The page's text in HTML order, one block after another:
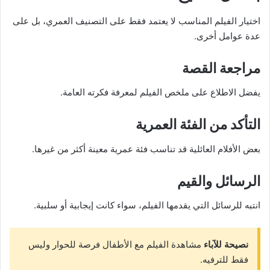
اختيار الفيلم المناسب لا يعتمد فقط على التصنيف العمري، بل على
عدة عوامل أخرى.
مراجعة القصة
يفضل الاطلاع على ملخص الفيلم لمعرفة فكرته العامة.
التأكد من الفئة العمرية
بعض الأفلام العائلية قد تناسب فئة عمرية معينة أكثر من غيرها.
الرسائل والقيم
انتبه للرسائل التي يقدمها الفيلم، سواء كانت إيجابية أو سلبية.
نصيحة للآباء مشاهدة الفيلم مع الأطفال فرصة للحوار وليس
فقط للترفيه.